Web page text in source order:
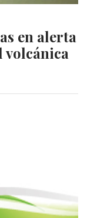
en alerta
volcánica